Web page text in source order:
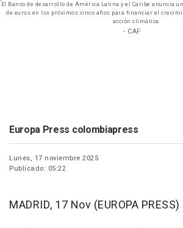
El Banco de desarrollo de América Latina y el Caribe anuncia una inversión de 34.574 millones
de euros en los próximos cinco años para financiar el
acción climática.
- CAF
Europa Press colombiapress
Lunes, 17 noviembre 2025
Publicado: 05:22
MADRID, 17 Nov (EUROPA PRESS)